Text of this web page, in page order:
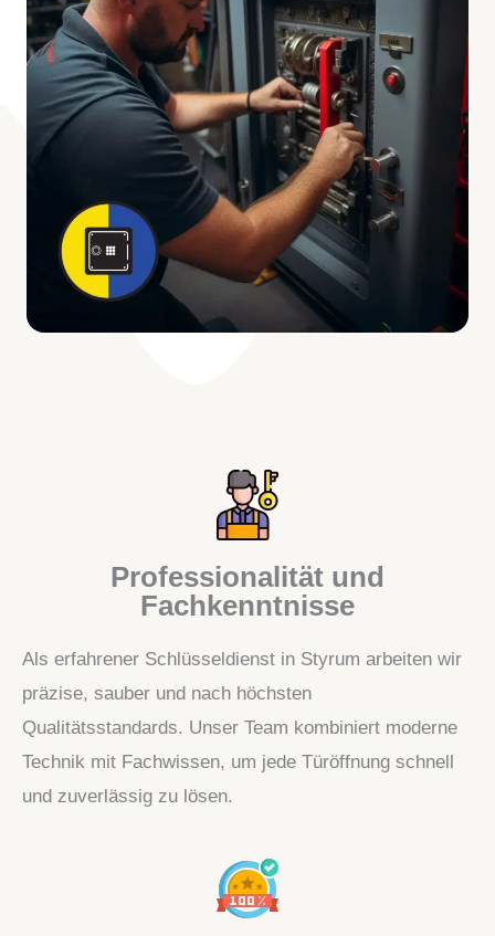
Professionalität und
Fachkenntnisse
Als erfahrener Schlüsseldienst in Styrum arbeiten wir
präzise, sauber und nach höchsten
Qualitätsstandards. Unser Team kombiniert moderne
Technik mit Fachwissen, um jede Türöffnung schnell
und zuverlässig zu lösen.